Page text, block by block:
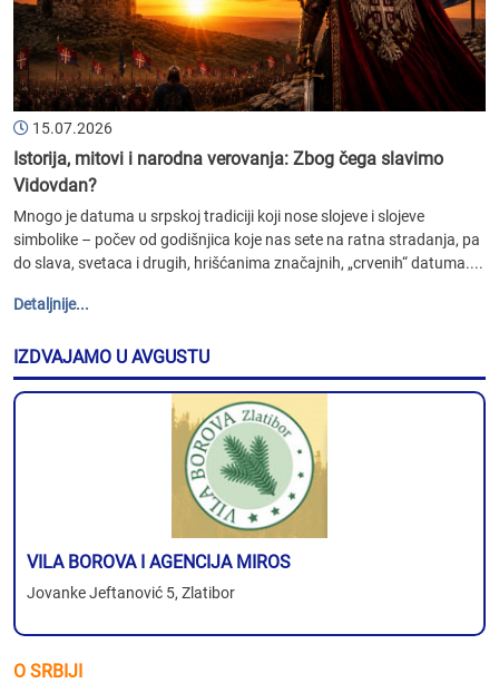
15.07.2026
Istorija, mitovi i narodna verovanja: Zbog čega slavimo
Vidovdan?
Mnogo je datuma u srpskoj tradiciji koji nose slojeve i slojeve
simbolike – počev od godišnjica koje nas sete na ratna stradanja, pa
do slava, svetaca i drugih, hrišćanima značajnih, „crvenih“ datuma....
Detaljnije...
IZDVAJAMO U AVGUSTU
VILA BOROVA I AGENCIJA MIROS
Jovanke Jeftanović 5, Zlatibor
O SRBIJI